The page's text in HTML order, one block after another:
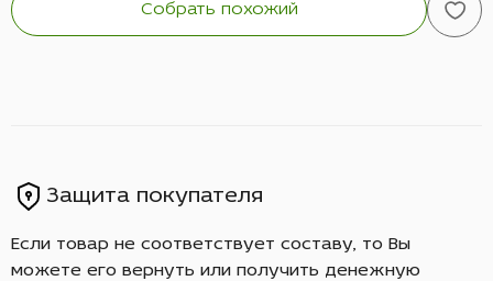
Собрать похожий
Защита покупателя
Если товар не соответствует составу, то Вы
можете его вернуть или получить денежную